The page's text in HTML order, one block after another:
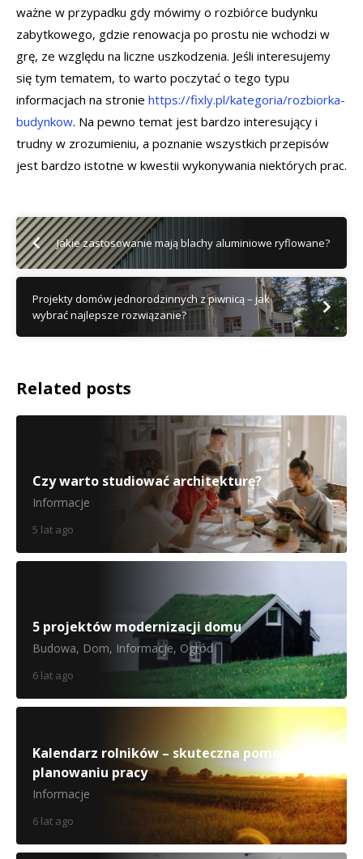
ważne w przypadku gdy mówimy o rozbiórce budynku
zabytkowego, gdzie renowacja po prostu nie wchodzi w
grę, ze względu na liczne uszkodzenia. Jeśli interesujemy
się tym tematem, to warto poczytać o tego typu
informacjach na stronie https://fixly.pl/kategoria/rozbiorka-
budynkow. Na pewno temat jest bardzo interesujący i
trudny w zrozumieniu, a poznanie wszystkich przepisów
jest bardzo istotne w kwestii wykonywania niektórych prac.
Jakie zastosowanie mają blachy aluminiowe ryflowane?
Projekty domów jednorodzinnych z piwnicą – jak
wybrać najlepsze rozwiązanie?
Related posts
Czy warto studiować architekturę?
Informacje
5 lat ago
5 projektów modernizacji domu
Budowa, Dom, Informacje, Ogród
6 lat ago
Kalendarz rolników – skuteczna pomoc w
planowaniu pracy
Informacje
6 lat ago